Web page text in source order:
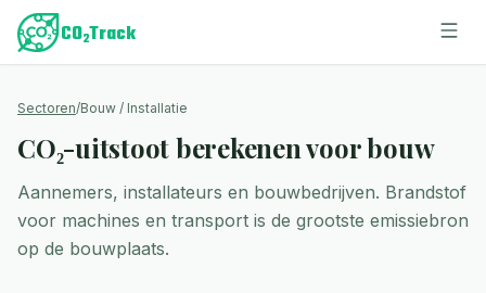
Sectoren/Bouw / Installatie
CO₂-uitstoot berekenen voor bouw
Aannemers, installateurs en bouwbedrijven. Brandstof
voor machines en transport is de grootste emissiebron
op de bouwplaats.